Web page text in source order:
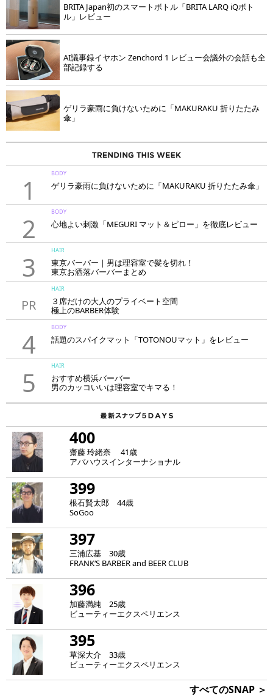
BRITA Japan初のスマートボトル「BRITA LARQ iQボト
ル」レビュー
AI議事録イヤホン Zenchord 1 レビュー会議外の会話も全
部記録する
ゲリラ豪雨に負けないために「MAKURAKU 折りたたみ
傘」
1
BODY
ゲリラ豪雨に負けないために「MAKURAKU 折りたたみ傘」
2
BODY
心地よい刺激「MEGURI マット＆ピロー」を徹底レビュー
3
HAIR
東京バーバー｜男は理容室で髪を切れ！
東京お洒落バーバーまとめ
PR
HAIR
３席だけの大人のプライベート空間
極上のBARBER体験
「LAVIE NEW STANDARD BARBER HANARE新宿店」
4
BODY
話題のスパイクマット「TOTONOUマット」をレビュー
5
HAIR
おすすめ横浜バーバー
男のカッコいいは理容室でキマる！
400
齋藤 玲緒奈 41歳
アバハウスインターナショナル
399
根石賢太郎 44歳
SoGoo
397
三浦広基 30歳
FRANK‘S BARBER and BEER CLUB
396
加藤満純 25歳
ビューティーエクスペリエンス
395
草深大介 33歳
ビューティーエクスペリエンス
すべてのSNAP ＞